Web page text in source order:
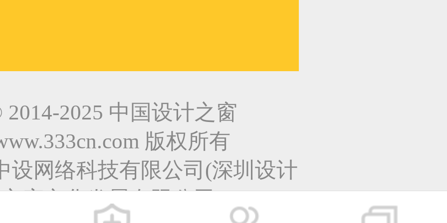
2025 中国设计之窗
版权所有
设网络科技有限公司(深圳设计
之窗文化发展有限公司)